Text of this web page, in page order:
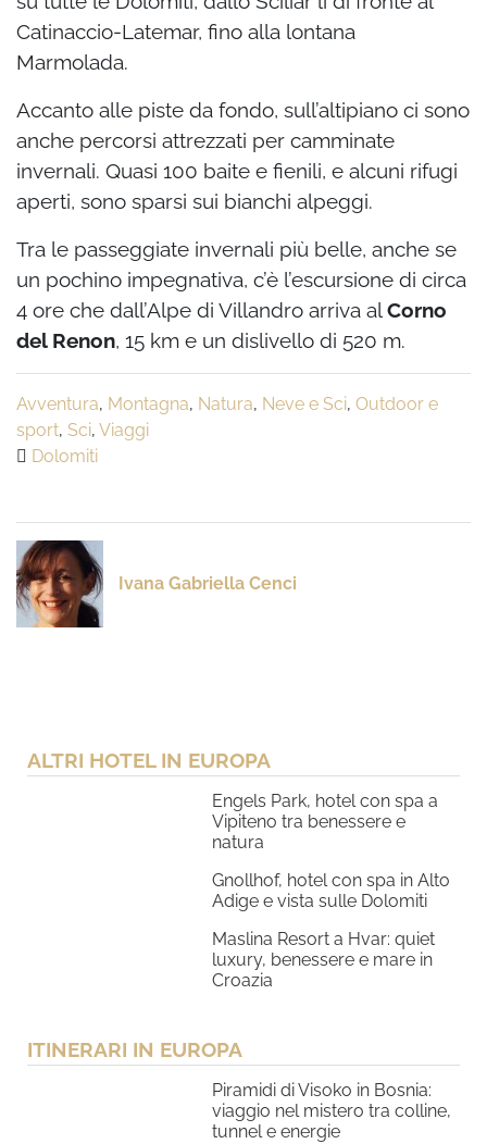
Catinaccio-Latemar, fino alla lontana
Marmolada.
Accanto alle piste da fondo, sull’altipiano ci sono
anche percorsi attrezzati per camminate
invernali. Quasi 100 baite e fienili, e alcuni rifugi
aperti, sono sparsi sui bianchi alpeggi.
Tra le passeggiate invernali più belle, anche se
un pochino impegnativa, c’è l’escursione di circa
4 ore che dall’Alpe di Villandro arriva alCorno
del Renon, 15 km e un dislivello di 520 m.
Avventura, Montagna, Natura, Neve e Sci, Outdoor e
sport, Sci, Viaggi
Dolomiti
Ivana Gabriella Cenci
ALTRI HOTEL IN EUROPA
Engels Park, hotel con spa a
Vipiteno tra benessere e
natura
Gnollhof, hotel con spa in Alto
Adige e vista sulle Dolomiti
Maslina Resort a Hvar: quiet
luxury, benessere e mare in
Croazia
ITINERARI IN EUROPA
Piramidi di Visoko in Bosnia:
viaggio nel mistero tra colline,
tunnel e energie